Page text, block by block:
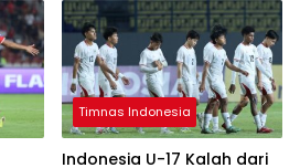
Timnas Indonesia
Indonesia U-17 Kalah dari